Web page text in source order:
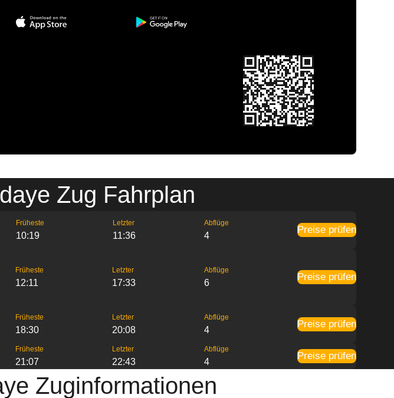
Zug Fahrplan
Früheste
10:19
Letzter
11:36
Abflüge
4
Preise prüfen
Früheste
12:11
Letzter
17:33
Abflüge
6
Preise prüfen
Früheste
18:30
Letzter
20:08
Abflüge
4
Preise prüfen
Früheste
21:07
Letzter
22:43
Abflüge
4
Preise prüfen
Zuginformationen